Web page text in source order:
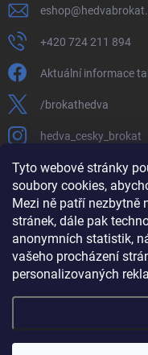
Tyto webové stránky
soubory cookies,
Mezi ně patří nezbytně
stránek, dále pak
anonymních statistik,
vašeho procházení
personalizovaných
eshop@
+420 724 211 894
Aktuální informace
/brokathedva
hedva_cesky_brokat
https://
Copyright 2026Hedva ČESKÝ